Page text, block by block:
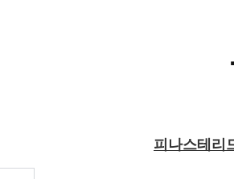
피나스테리